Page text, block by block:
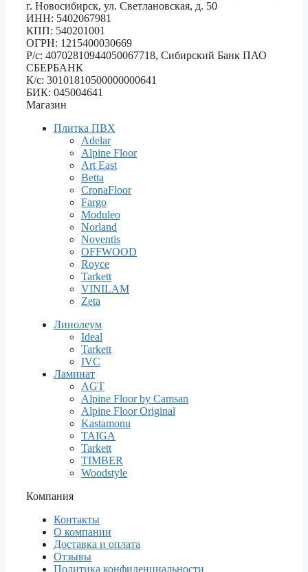
г. Новосибирск, ул. Светлановская, д. 50
ИНН: 5402067981
КПП: 540201001
ОГРН: 1215400030669
Р/с: 40702810944050067718, Сибирский Банк ПАО
СБЕРБАНК
К/с: 30101810500000000641
БИК: 045004641
Магазин
Плитка ПВХ
Adelar
Alpine Floor
Art East
Betta
CronaFloor
Fargo
Moduleo
Norland
Noventis
OFFWOOD
Royce
Tarkett
VINILAM
Zeta
Линолеум
Ideal
Tarkett
IVC
Ламинат
AGT
Alpine Floor by Camsan
Alpine Floor Original
Kastamonu
TAIGA
Tarkett
TIMBER
Woodstyle
Компания
Контакты
О компании
Доставка и оплата
Отзывы
Политика конфиденциальности